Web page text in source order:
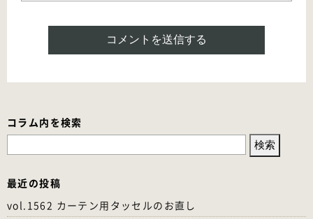
コラム内を検索
検
最近の投稿
vol.1562 カーテン用タッセルのお直し